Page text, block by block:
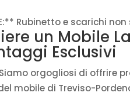
Rubinetto e scarichi
un Mobile
Esclusivi
Siamo orgogliosi di offrire
mobile di Treviso-